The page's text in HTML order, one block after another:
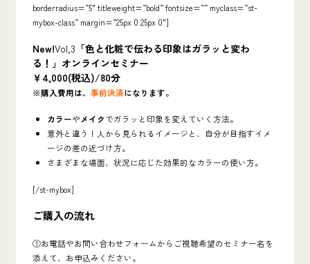
borderradius=”5″ titleweight=”bold” fontsize=”” myclass=”st-
mybox-class” margin=”25px 0 25px 0″]
New!Vol,3 「色と化粧で伝わる印象はガラッと変わ
る！」オンラインセミナー
￥4,000(税込)/80分
※購入費用は、 事前決済になります。
カラーやメイクでガラッと印象を変えていく方法。
意外と違う！人から見られるイメージと、自分が目指すイメ
ージの差の近づけ方。
さまざまな場面、状況に応じた効果的なカラーの使い方。
[/st-mybox]
ご購入の流れ
①お電話やお問い合わせフォームからご視聴希望のセミナー名を
添えて、お申込みください。